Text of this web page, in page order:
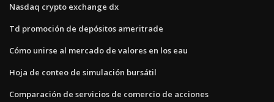
Nasdaq crypto exchange dx
Td promoción de depósitos ameritrade
Cómo unirse al mercado de valores en los eau
Hoja de conteo de simulación bursátil
Comparación de servicios de comercio de acciones